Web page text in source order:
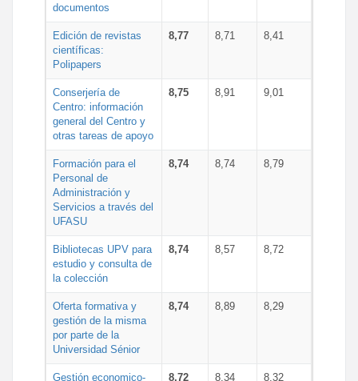
documentos
Edición de revistas
científicas:
Polipapers
8,77 8,71 8,41
Conserjería de
Centro: información
general del Centro y
otras tareas de apoyo
8,75 8,91 9,01
Formación para el
Personal de
Administración y
Servicios a través del
UFASU
8,74 8,74 8,79
Bibliotecas UPV para
estudio y consulta de
la colección
8,74 8,57 8,72
Oferta formativa y
gestión de la misma
por parte de la
Universidad Sénior
8,74 8,89 8,29
Gestión economico- 8,72 8,34 8,32